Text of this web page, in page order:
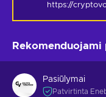
https://
Rekomenduojami
Pasiūlymai
Patvirtinta